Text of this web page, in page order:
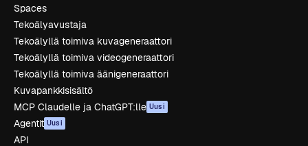
Spaces
Tekoälyavustaja
Tekoälyllä toimiva kuvageneraattori
Tekoälyllä toimiva videogeneraattori
Tekoälyllä toimiva äänigeneraattori
Kuvapankkisisältö
MCP Claudelle ja ChatGPT:lle Uusi
Agentit Uusi
API